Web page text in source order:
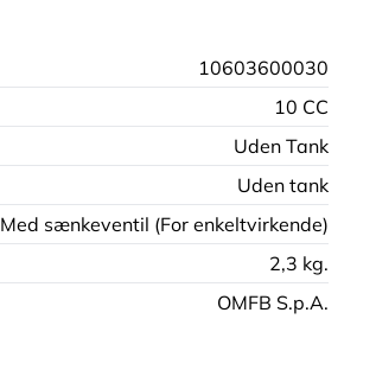
10603600030
10 CC
Uden Tank
Uden tank
Med sænkeventil (For enkeltvirkende)
2,3 kg.
OMFB S.p.A.